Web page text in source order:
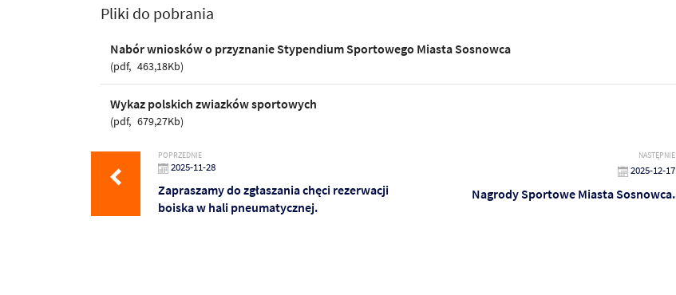
Pliki do pobrania
Nabór wniosków o przyznanie Stypendium Sportowego Miasta Sosnowca
pdf 463,18Kb
Wykaz polskich zwiazków sportowych
pdf 679,27Kb
POPRZEDNIE
2025-11-28
Zapraszamy do zgłaszania chęci rezerwacji
boiska w hali pneumatycznej.
NASTĘPNIE
2025-12-17
Nagrody Sportowe Miasta Sosnowca.